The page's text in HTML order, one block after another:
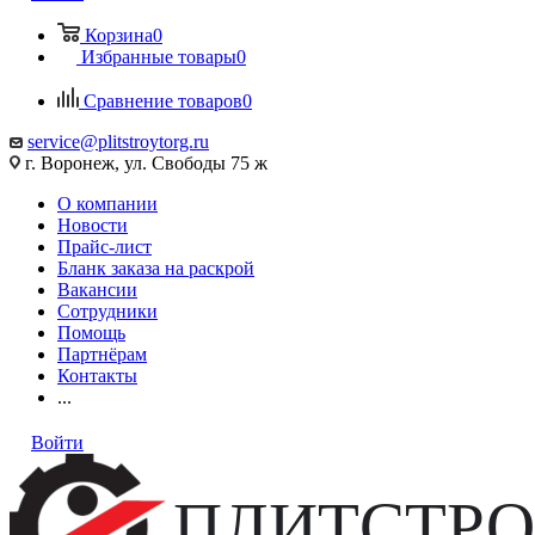
Корзина0
Избранные товары0
Сравнение товаров0
service@plitstroytorg.ru
г. Воронеж, ул. Свободы 75 ж
О компании
Новости
Прайс-лист
Бланк заказа на раскрой
Вакансии
Сотрудники
Помощь
Партнёрам
Контакты
...
Войти